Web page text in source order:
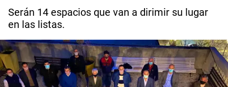
Serán 14 espacios que van a dirimir su lugar
en las listas.